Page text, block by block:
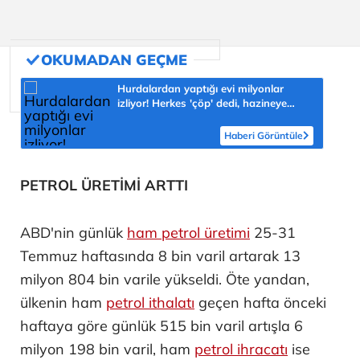
Hurdalardan yaptığı evi milyonlar
izliyor! Herkes 'çöp' dedi, hazineye
Haberi Görüntüle
PETROL ÜRETİMİ ARTTI
ABD'nin günlük ham petrol üretimi 25-31
Temmuz haftasında 8 bin varil artarak 13
milyon 804 bin varile yükseldi. Öte yandan,
ülkenin ham petrol ithalatı geçen hafta önceki
haftaya göre günlük 515 bin varil artışla 6
milyon 198 bin varil, ham petrol ihracatı ise